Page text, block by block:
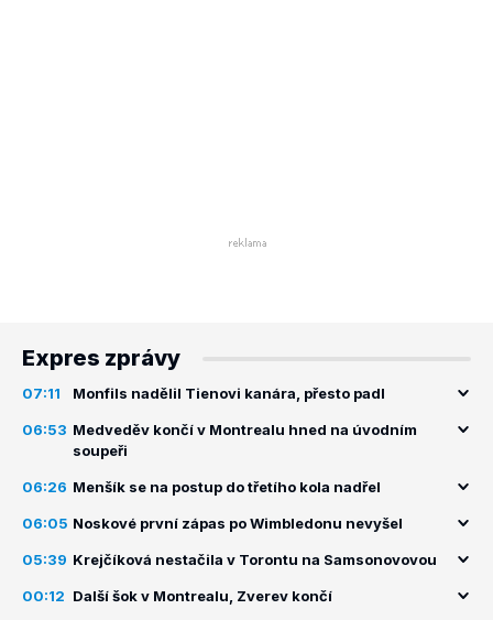
Expres zprávy
07:11 Monfils nadělil Tienovi kanára, přesto padl
06:53 Medveděv končí v Montrealu hned na úvodním
soupeři
06:26 Menšík se na postup do třetího kola nadřel
06:05 Noskové první zápas po Wimbledonu nevyšel
05:39 Krejčíková nestačila v Torontu na Samsonovovou
00:12 Další šok v Montrealu, Zverev končí